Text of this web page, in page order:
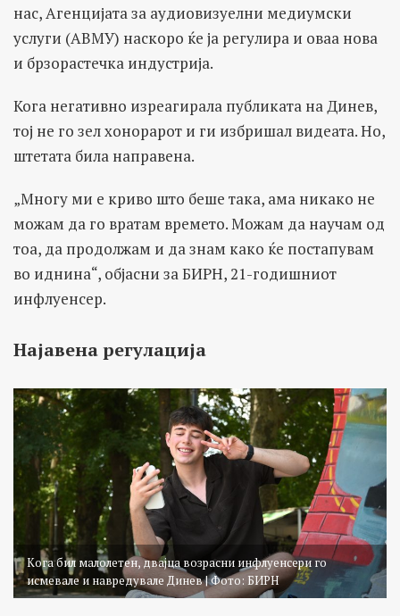
нас, Агенцијата за аудиовизуелни медиумски
услуги (АВМУ) наскоро ќе ја регулира и оваа нова
и брзорастечка индустрија.
Кога негативно изреагирала публиката на Динев,
тој не го зел хонорарот и ги избришал видеата. Но,
штетата била направена.
„Многу ми е криво што беше така, ама никако не
можам да го вратам времето. Можам да научам од
тоа, да продолжам и да знам како ќе постапувам
во иднина“, објасни за БИРН, 21-годишниот
инфлуенсер.
Најавена регулација
Кога бил малолетен, двајца возрасни инфлуенсери го
исмевале и навредувале Динев | Фото: БИРН